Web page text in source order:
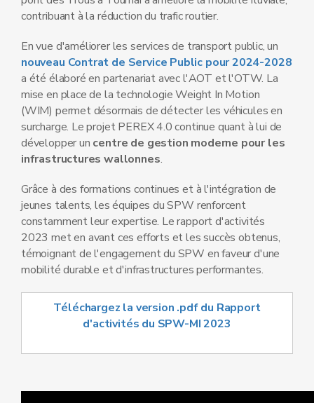
contribuant à la réduction du trafic routier.
En vue d'améliorer les services de transport public, un
nouveau Contrat de Service Public pour 2024-2028
a été élaboré en partenariat avec l'AOT et l'OTW. La
mise en place de la technologie Weight In Motion
(WIM) permet désormais de détecter les véhicules en
surcharge. Le projet PEREX 4.0 continue quant à lui de
développer un centre de gestion moderne pour les
infrastructures wallonnes.
Grâce à des formations continues et à l'intégration de
jeunes talents, les équipes du SPW renforcent
constamment leur expertise. Le rapport d'activités
2023 met en avant ces efforts et les succès obtenus,
témoignant de l'engagement du SPW en faveur d'une
mobilité durable et d'infrastructures performantes.
Téléchargez la version .pdf du Rapport
d'activités du SPW-MI 2023